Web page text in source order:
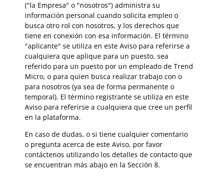
("la Empresa" o "nosotros") administra su
información personal cuando solicita empleo o
busca otro rol con nosotros, y los derechos que
tiene en conexión con esa información. El término
"aplicante" se utiliza en este Aviso para referirse a
cualquiera que aplique para un puesto, sea
referido para un puesto por un empleado de Trend
Micro, o para quien busca realizar trabajo con o
para nosotros (ya sea de forma permanente o
temporal). El término registrante se utiliza en este
Aviso para referirse a cualquiera que cree un perfil
en la plataforma.
En caso de dudas, o si tiene cualquier comentario
o pregunta acerca de este Aviso, por favor
contáctenos utilizando los detalles de contacto que
se encuentran más abajo en la Sección 8.